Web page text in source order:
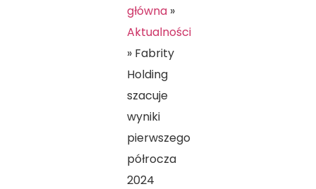
główna »
Aktualności
» Fabrity
Holding
szacuje
wyniki
pierwszego
półrocza
2024